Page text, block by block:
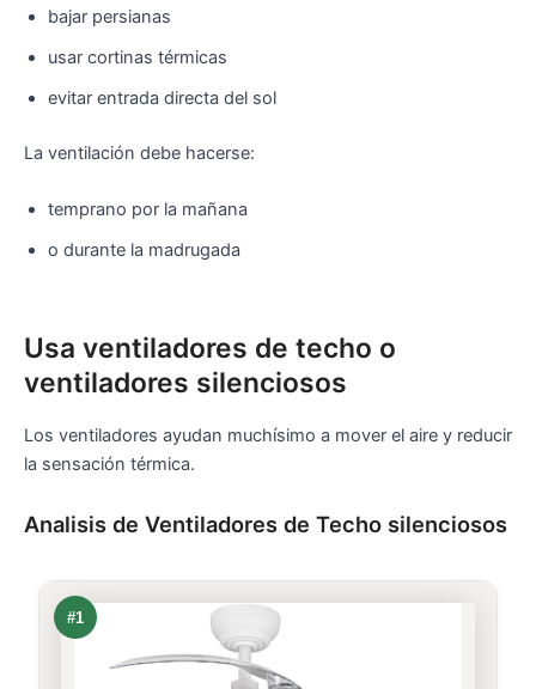
bajar persianas
usar cortinas térmicas
evitar entrada directa del sol
La ventilación debe hacerse:
temprano por la mañana
o durante la madrugada
Usa ventiladores de techo o
ventiladores silenciosos
Los ventiladores ayudan muchísimo a mover el aire y reducir
la sensación térmica.
Analisis de Ventiladores de Techo silenciosos
#1